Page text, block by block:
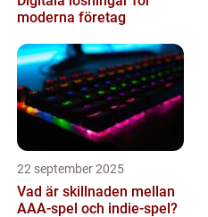
moderna företag
22 september 2025
Vad är skillnaden mellan
AAA-spel och indie-spel?